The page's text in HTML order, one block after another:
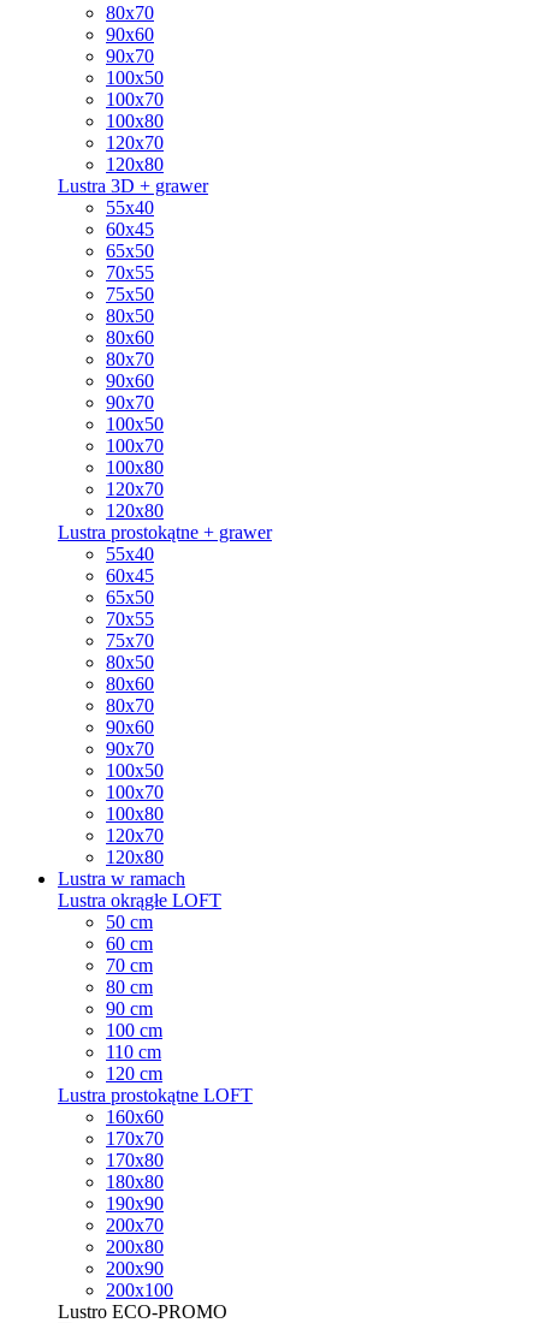
80x70
90x60
90x70
100x50
100x70
100x80
120x70
120x80
Lustra 3D + grawer
55x40
60x45
65x50
70x55
75x50
80x50
80x60
80x70
90x60
90x70
100x50
100x70
100x80
120x70
120x80
Lustra prostokątne + grawer
55x40
60x45
65x50
70x55
75x70
80x50
80x60
80x70
90x60
90x70
100x50
100x70
100x80
120x70
120x80
Lustra w ramach
Lustra okrągłe LOFT
50 cm
60 cm
70 cm
80 cm
90 cm
100 cm
110 cm
120 cm
Lustra prostokątne LOFT
160x60
170x70
170x80
180x80
190x90
200x70
200x80
200x90
200x100
Lustro ECO-PROMO